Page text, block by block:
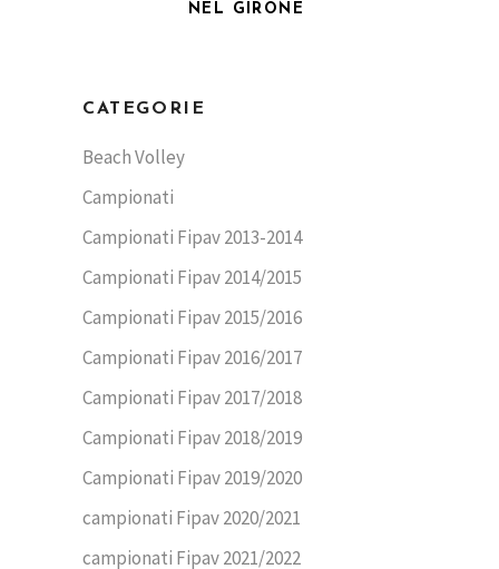
NEL GIRONE
CATEGORIE
Beach Volley
Campionati
Campionati Fipav 2013-2014
Campionati Fipav 2014/2015
Campionati Fipav 2015/2016
Campionati Fipav 2016/2017
Campionati Fipav 2017/2018
Campionati Fipav 2018/2019
Campionati Fipav 2019/2020
campionati Fipav 2020/2021
campionati Fipav 2021/2022